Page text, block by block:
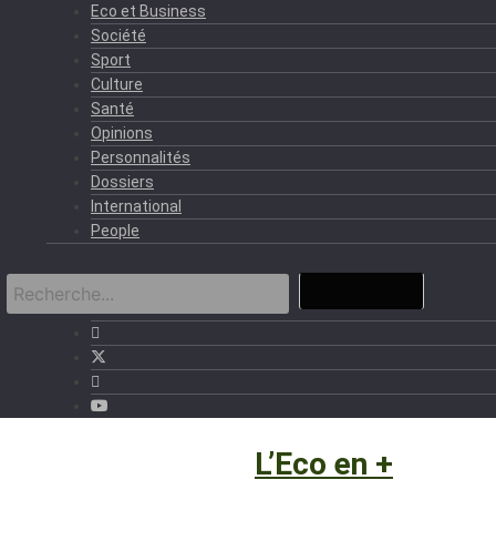
Eco et Business
Société
Sport
Culture
Santé
Opinions
Personnalités
Dossiers
International
People
L’Eco en +